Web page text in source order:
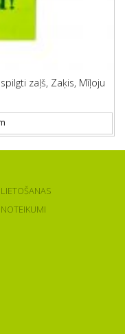
zaļš, Zaķis, Mīļoju
LIETOŠANAS
NOTEIKUMI